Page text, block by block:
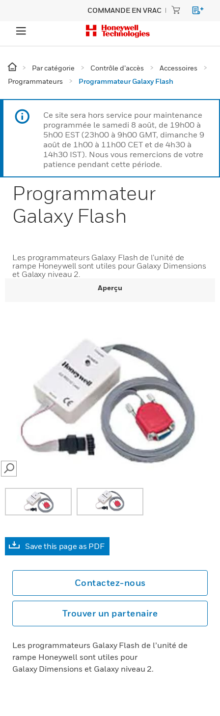
COMMANDE EN VRAC
Par catégorie Contrôle d’accès
Accessoires
Programmateurs
Programmateur Galaxy Flash
Ce site sera hors service pour maintenance
programmée le samedi 8 août, de 19h00 à
5h00 EST (23h00 à 9h00 GMT, dimanche 9
août de 1h00 à 11h00 CET et de 4h30 à
14h30 IST). Nous vous remercions de votre
patience pendant cette période.
Programmateur
Galaxy Flash
Les programmateurs Galaxy Flash de l’unité de
rampe Honeywell sont utiles pour Galaxy Dimensions
et Galaxy niveau 2.
Aperçu
SEARCH
Save this page as PDF
Contactez-nous
Trouver un partenaire
Les programmateurs Galaxy Flash de l’unité de
rampe Honeywell sont utiles pour
Galaxy Dimensions et Galaxy niveau 2.